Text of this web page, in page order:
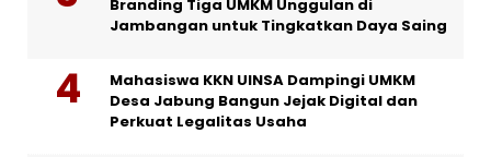
Branding Tiga UMKM Unggulan di
Jambangan untuk Tingkatkan Daya Saing
Mahasiswa KKN UINSA Dampingi UMKM
Desa Jabung Bangun Jejak Digital dan
Perkuat Legalitas Usaha